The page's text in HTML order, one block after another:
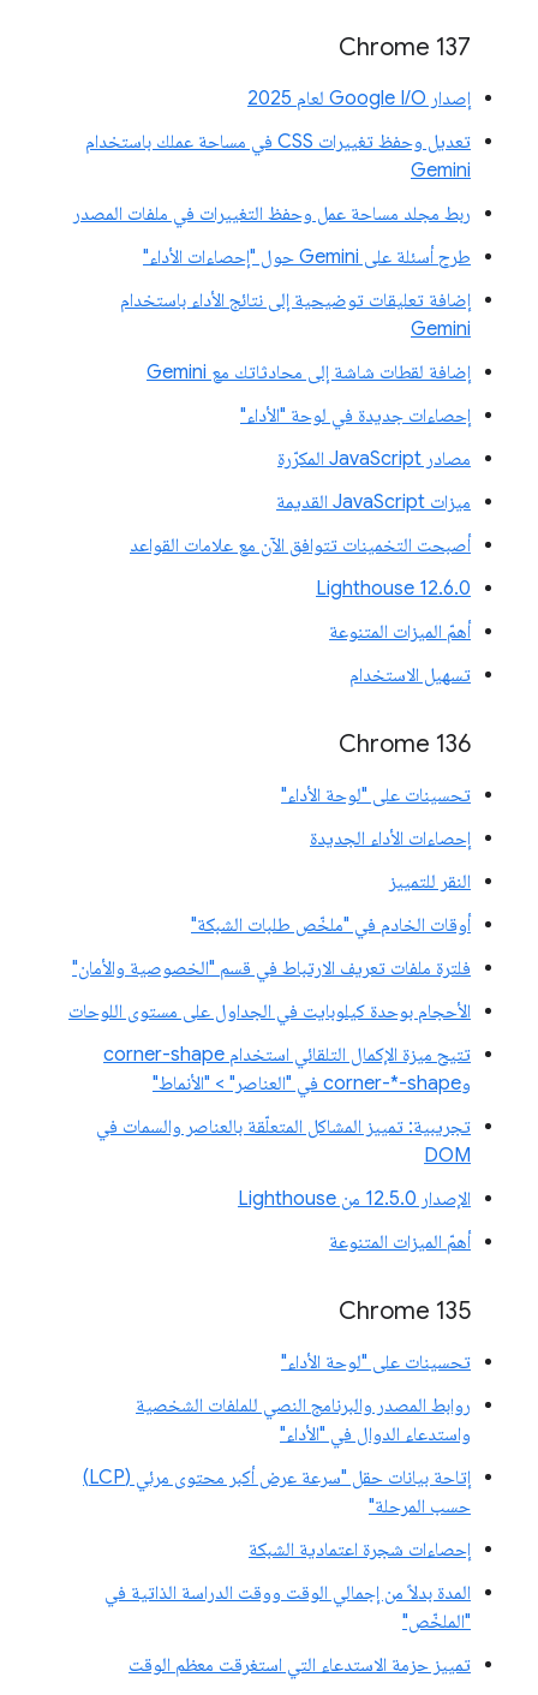
‫Chrome 137
إصدار Google I/O لعام 2025
تعديل وحفظ تغييرات CSS في مساحة عملك باستخدام
Gemini
ربط مجلد مساحة عمل وحفظ التغييرات في ملفات المصدر
طرح أسئلة على Gemini حول "إحصاءات الأداء"
إضافة تعليقات توضيحية إلى نتائج الأداء باستخدام
Gemini
إضافة لقطات شاشة إلى محادثاتك مع Gemini
إحصاءات جديدة في لوحة "الأداء"
مصادر JavaScript المكرّرة
ميزات JavaScript القديمة
أصبحت التخمينات تتوافق الآن مع علامات القواعد
‫Lighthouse 12.6.0
أهمّ الميزات المتنوعة
تسهيل الاستخدام
Chrome 136
تحسينات على "لوحة الأداء"
إحصاءات الأداء الجديدة
النقر للتمييز
أوقات الخادم في "ملخّص طلبات الشبكة"
فلترة ملفات تعريف الارتباط في قسم "الخصوصية والأمان"
الأحجام بوحدة كيلوبايت في الجداول على مستوى اللوحات
تتيح ميزة الإكمال التلقائي استخدام corner-shape
وcorner-*-shape في "العناصر" > "الأنماط"
تجريبية: تمييز المشاكل المتعلّقة بالعناصر والسمات في
DOM
الإصدار 12.5.0 من Lighthouse
أهمّ الميزات المتنوعة
Chrome 135
تحسينات على "لوحة الأداء"
روابط المصدر والبرنامج النصي للملفات الشخصية
واستدعاء الدوال في "الأداء"
إتاحة بيانات حقل "سرعة عرض أكبر محتوى مرئي (LCP)
حسب المرحلة"
إحصاءات شجرة اعتمادية الشبكة
المدة بدلاً من إجمالي الوقت ووقت الدراسة الذاتية في
"الملخّص"
تمييز حزمة الاستدعاء التي استغرقت معظم الوقت